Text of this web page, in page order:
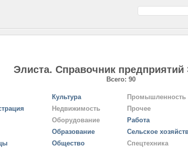
Элиста. Справочник
Всего: 90
Культура
Недвижимость
Оборудование
Образование
Общество
Промышленность
Прочее
Работа
Сельское
Спецтехника